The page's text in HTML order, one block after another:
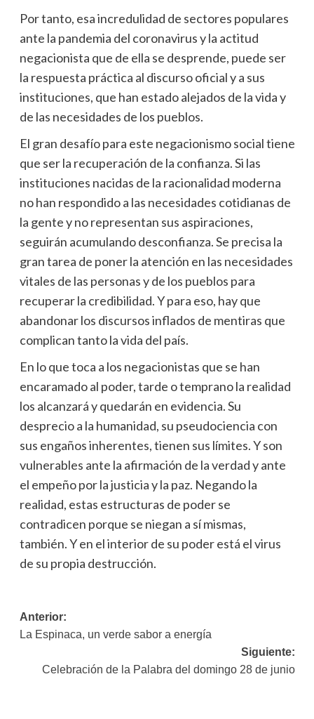
Por tanto, esa incredulidad de sectores populares
ante la pandemia del coronavirus y la actitud
negacionista que de ella se desprende, puede ser
la respuesta práctica al discurso oficial y a sus
instituciones, que han estado alejados de la vida y
de las necesidades de los pueblos.
El gran desafío para este negacionismo social tiene
que ser la recuperación de la confianza. Si las
instituciones nacidas de la racionalidad moderna
no han respondido a las necesidades cotidianas de
la gente y no representan sus aspiraciones,
seguirán acumulando desconfianza. Se precisa la
gran tarea de poner la atención en las necesidades
vitales de las personas y de los pueblos para
recuperar la credibilidad. Y para eso, hay que
abandonar los discursos inflados de mentiras que
complican tanto la vida del país.
En lo que toca a los negacionistas que se han
encaramado al poder, tarde o temprano la realidad
los alcanzará y quedarán en evidencia. Su
desprecio a la humanidad, su pseudociencia con
sus engaños inherentes, tienen sus límites. Y son
vulnerables ante la afirmación de la verdad y ante
el empeño por la justicia y la paz. Negando la
realidad, estas estructuras de poder se
contradicen porque se niegan a sí mismas,
también. Y en el interior de su poder está el virus
de su propia destrucción.
Navegación
de
entradas
Anterior:
La Espinaca, un verde sabor a energía
Siguiente:
Celebración de la Palabra del domingo 28 de junio